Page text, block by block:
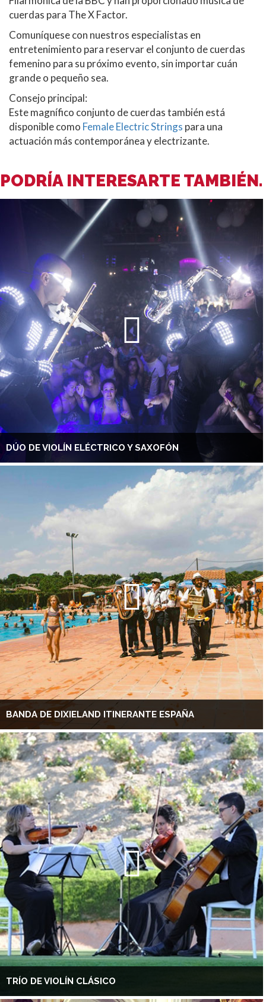
cuerdas para The X Factor.
Comuníquese con nuestros especialistas en
entretenimiento para reservar el conjunto de cuerdas
femenino para su próximo evento, sin importar cuán
grande o pequeño sea.
Consejo principal:
Este magnífico conjunto de cuerdas también está
disponible como Female Electric Strings para una
actuación más contemporánea y electrizante.
PODRÍA INTERESARTE TAMBIÉN.
DÚO DE VIOLÍN ELÉCTRICO Y SAXOFÓN
BANDA DE DIXIELAND ITINERANTE ESPAÑA
TRÍO DE VIOLÍN CLÁSICO